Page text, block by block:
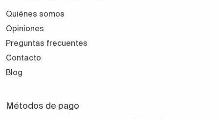
Quiénes somos
Opiniones
Preguntas frecuentes
Contacto
Blog
Métodos de pago